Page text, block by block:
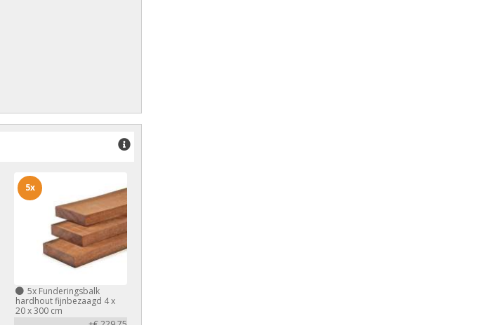
5x Funderingsbalk
hardhout fijnbezaagd 4 x
20 x 300 cm
5x